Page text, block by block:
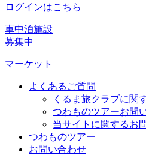
ログインはこちら
車中泊施設
募集中
マーケット
よくあるご質問
くるま旅クラブに関
つわものツアーお問
当サイトに関するお
つわものツアー
お問い合わせ